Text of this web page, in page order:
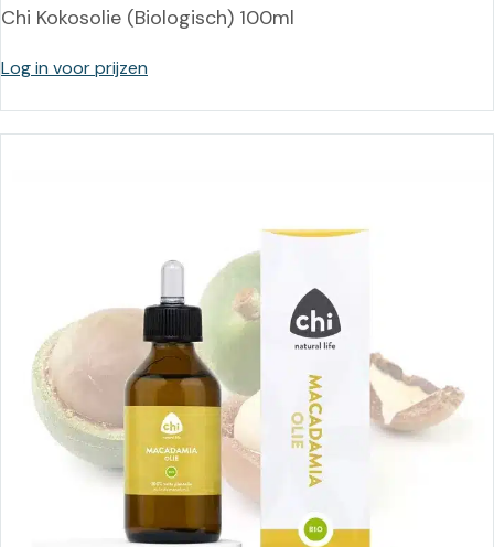
Chi Kokosolie (Biologisch) 100ml
Log in voor prijzen